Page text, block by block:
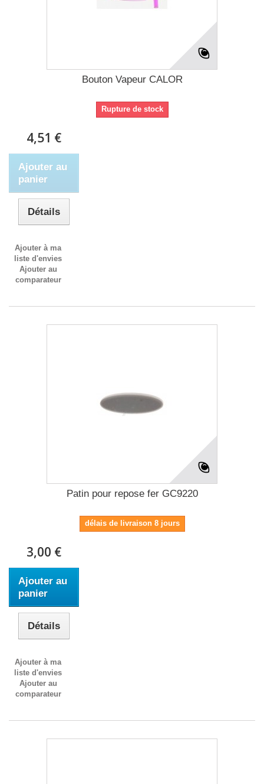
Bouton Vapeur CALOR
Rupture de stock
4,51 €
Ajouter au
panier
Détails
Ajouter à ma
liste d'envies
Ajouter au
comparateur
Patin pour repose fer GC9220
délais de livraison 8 jours
3,00 €
Ajouter au
panier
Détails
Ajouter à ma
liste d'envies
Ajouter au
comparateur